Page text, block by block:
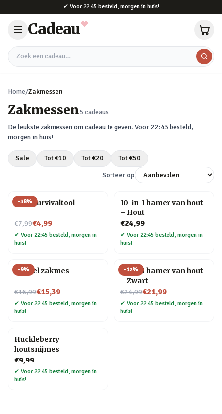
✔ Voor 22:45 besteld, morgen in huis!
Cadeau
Zoek een cadeau
Home/Zakmessen
Zakmessen5 cadeaus
De leukste zakmessenom cadeau te geven. Voor 22:45 besteld,
morgen in huis!
Sale Tot €10 Tot €20 Tot €50
Sorteer op
-38%
Auto survivaltool
€7,99
Nu voor€4,99
✔ Voor 22:45 besteld, morgen in
huis!
10-in-1 hamer van hout
– Hout
€24,99
✔ Voor 22:45 besteld, morgen in
huis!
-9%
Sleutel zakmes
€16,99
Nu voor€15,39
✔ Voor 22:45 besteld, morgen in
huis!
-12%
10-in-1 hamer van hout
– Zwart
€24,99
Nu voor€21,99
✔ Voor 22:45 besteld, morgen in
huis!
Huckleberry
houtsnijmes
€9,99
✔ Voor 22:45 besteld, morgen in
huis!